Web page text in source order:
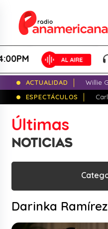
Que fluya la tarde! -
ACTUALIDAD
Willie
ESPECTÁCULOS
Últimas
NOTICIAS
Darinka Ramírez